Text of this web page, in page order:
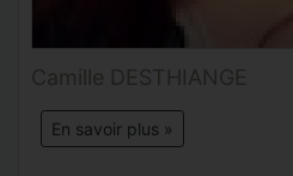
Camille DESTHIANGE
En savoir plus »